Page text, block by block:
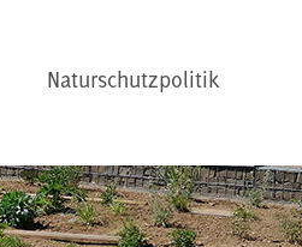
Naturschutzpolitik